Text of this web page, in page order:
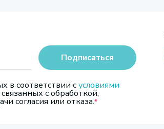
в соответствии сусловиями
с обработкой,
согласия или отказа.
Подписаться